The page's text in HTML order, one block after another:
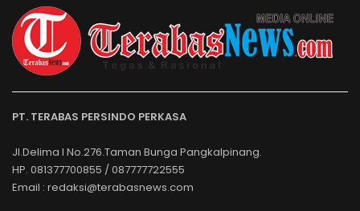
PT. TERABAS PERSINDO PERKASA
Jl.Delima I No.276.Taman Bunga Pangkalpinang.
HP. 081377700855 / 087777722555
Email : redaksi@terabasnews.com